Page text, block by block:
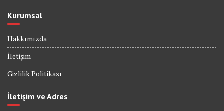
Kurumsal
Hakkımızda
İletişim
Gizlilik Politikası
İletişim ve Adres